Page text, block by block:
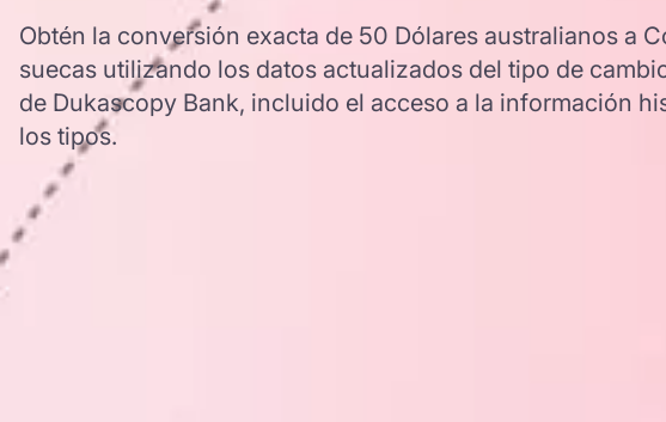
Obtén la conversión exacta de 50 Dólares australianos a
suecas utilizando los datos actualizados del tipo de
de Dukascopy Bank, incluido el acceso a la información
los tipos.